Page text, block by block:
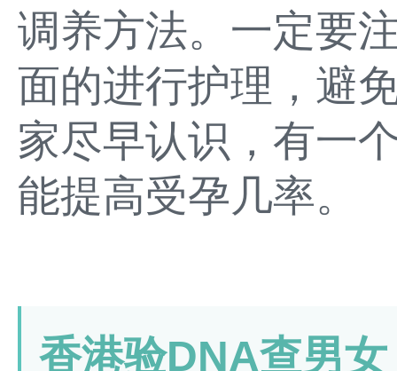
调养方法。一定要
面的进行护理，避
家尽早认识，有一
能提高受孕几率。
香港验DNA查男